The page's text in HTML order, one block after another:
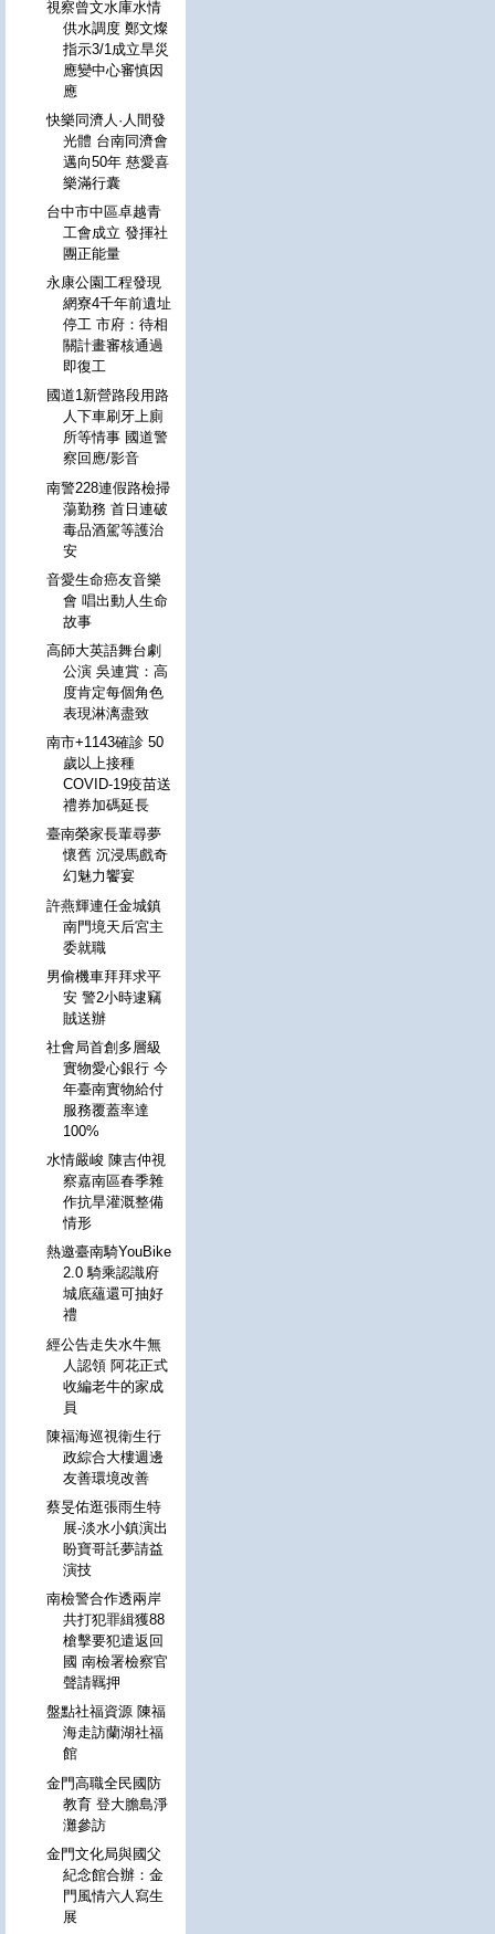
視察曾文水庫水情
供水調度 鄭文燦
指示3/1成立旱災
應變中心審慎因
應
快樂同濟人·人間發
光體 台南同濟會
邁向50年 慈愛喜
樂滿行囊
台中市中區卓越青
工會成立 發揮社
團正能量
永康公園工程發現
網寮4千年前遺址
停工 市府：待相
關計畫審核通過
即復工
國道1新營路段用路
人下車刷牙上廁
所等情事 國道警
察回應/影音
南警228連假路檢掃
蕩勤務 首日連破
毒品酒駕等護治
安
音愛生命癌友音樂
會 唱出動人生命
故事
高師大英語舞台劇
公演 吳連賞：高
度肯定每個角色
表現淋漓盡致
南市+1143確診 50
歲以上接種
COVID-19疫苗送
禮券加碼延長
臺南榮家長輩尋夢
懷舊 沉浸馬戲奇
幻魅力饗宴
許燕輝連任金城鎮
南門境天后宮主
委就職
男偷機車拜拜求平
安 警2小時逮竊
賊送辦
社會局首創多層級
實物愛心銀行 今
年臺南實物給付
服務覆蓋率達
100%
水情嚴峻 陳吉仲視
察嘉南區春季雜
作抗旱灌溉整備
情形
熱邀臺南騎YouBike
2.0 騎乘認識府
城底蘊還可抽好
禮
經公告走失水牛無
人認領 阿花正式
收編老牛的家成
員
陳福海巡視衛生行
政綜合大樓週邊
友善環境改善
蔡旻佑逛張雨生特
展-淡水小鎮演出
盼寶哥託夢請益
演技
南檢警合作透兩岸
共打犯罪緝獲88
槍擊要犯遣返回
國 南檢署檢察官
聲請羈押
盤點社福資源 陳福
海走訪蘭湖社福
館
金門高職全民國防
教育 登大膽島淨
灘參訪
金門文化局與國父
紀念館合辦：金
門風情六人寫生
展